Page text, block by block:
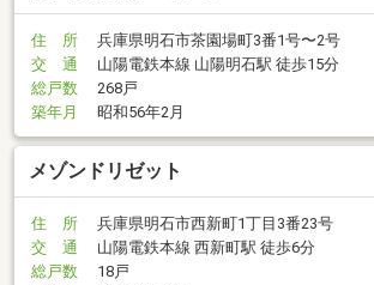
住 所
兵庫県明石市茶園場町3番1号〜2号
交 通
山陽電鉄本線 山陽明石駅 徒歩15分
総戸数
268戸
築年月
昭和56年2月
メゾンドリゼット
住 所
兵庫県明石市西新町1丁目3番23号
交 通
山陽電鉄本線 西新町駅 徒歩6分
総戸数
18戸